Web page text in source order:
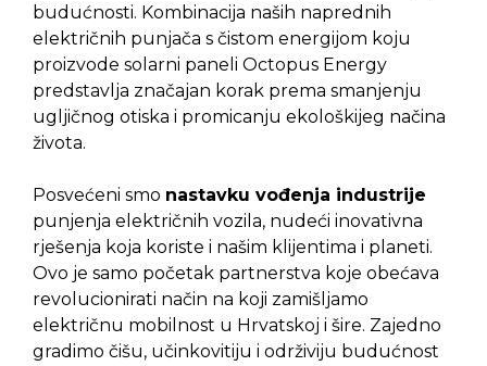
budućnosti. Kombinacija naših naprednih
električnih punjača s čistom energijom koju
proizvode solarni paneli Octopus Energy
predstavlja značajan korak prema smanjenju
ugljičnog otiska i promicanju ekološkijeg načina
života.
Posvećeni smo nastavku vođenja industrije
punjenja električnih vozila, nudeći inovativna
rješenja koja koriste i našim klijentima i planeti.
Ovo je samo početak partnerstva koje obećava
revolucionirati način na koji zamišljamo
električnu mobilnost u Hrvatskoj i šire. Zajedno
gradimo čišu, učinkovitiju i održiviju budućnost